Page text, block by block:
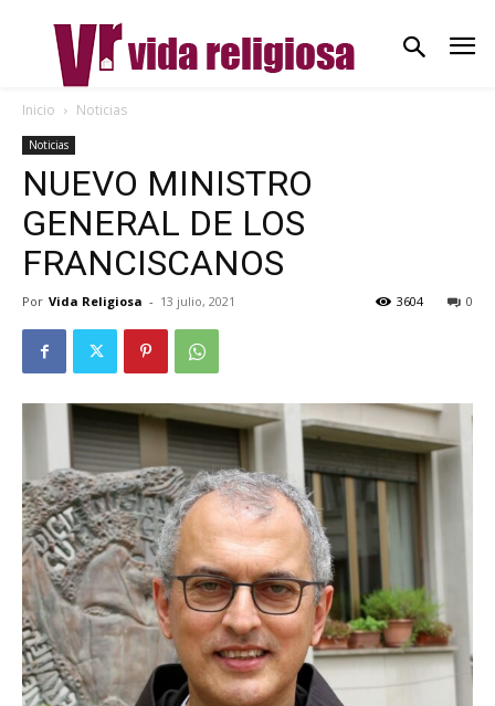
Inicio Noticias
Noticias
NUEVO MINISTRO
GENERAL DE LOS
FRANCISCANOS
Por Vida Religiosa - 13 julio, 2021 0
3604